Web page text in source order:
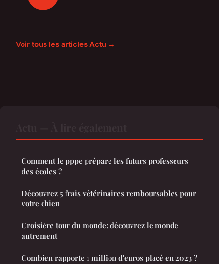
Voir tous les articles Actu →
Comment le pppe prépare les futurs professeurs
des écoles ?
Découvrez 5 frais vétérinaires remboursables pour
votre chien
Croisière tour du monde: découvrez le monde
autrement
Combien rapporte 1 million d'euros placé en 2023 ?